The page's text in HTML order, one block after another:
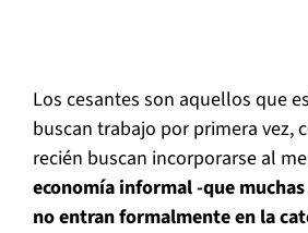
Los cesantes son aquellos que
buscan trabajo por primera vez,
recién buscan incorporarse al
economía informal -que
no entran formalmente en la